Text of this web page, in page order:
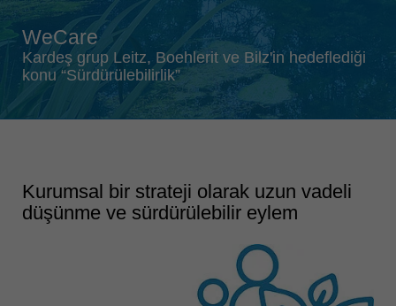
Singapore
english
Slovenija
slovenski
Suomi
Türkiye
WeCare
Kardeş grup Leitz, Boehlerit ve Bilz'in hedeflediği
konu “Sürdürülebilirlik”
Kurumsal bir strateji olarak uzun vadeli
düşünme ve sürdürülebilir eylem